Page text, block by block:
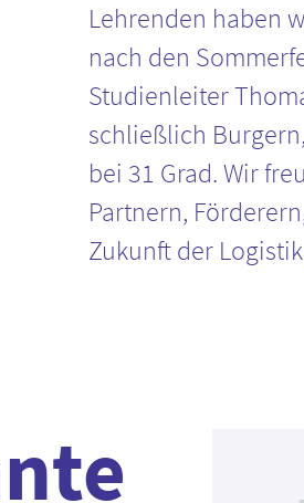
Lehrenden haben
nach den
Studienleiter
schließlich
bei 31 Grad. Wir
Partnern,
Zukunft der